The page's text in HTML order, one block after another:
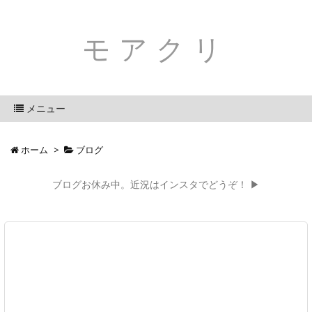
モアクリ
メニュー
ホーム > ブログ
ブログお休み中。近況はインスタでどうぞ！ ▶